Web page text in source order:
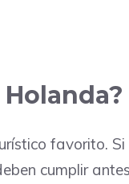
favorito.
cumplir